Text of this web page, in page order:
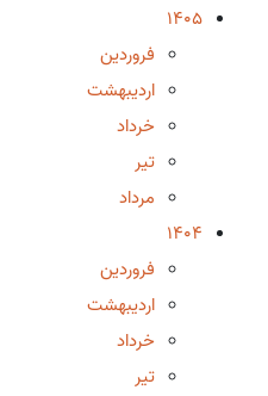
1405
فروردین
اردیبهشت
خرداد
تیر
مرداد
1404
فروردین
اردیبهشت
خرداد
تیر